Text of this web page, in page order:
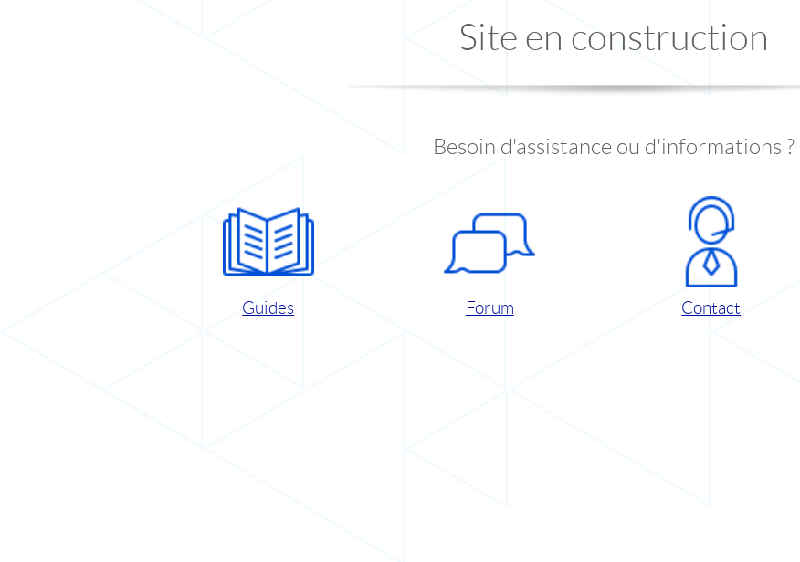
Site en construction
Besoin d'assistance ou d'informations ?
Guides Forum Contact